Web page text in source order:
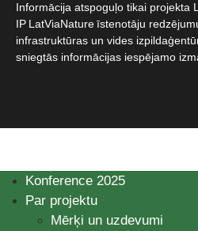
Informācija atspoguļo tikai projekta
IP LatViaNature īstenotāju
infrastruktūras un vides
sniegtās informācijas iespējamo
Konference 2025
Par projektu
Mērķi un uzdevumi